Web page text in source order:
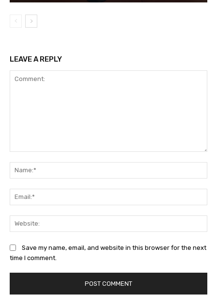
LEAVE A REPLY
Save my name, email, and website in this browser for the next
time I comment.